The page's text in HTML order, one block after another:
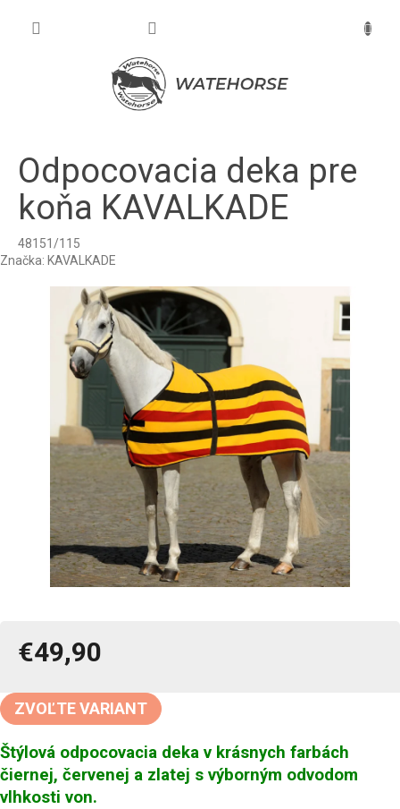
Odpocovacia deka pre
koňa KAVALKADE
48151/115
Značka: KAVALKADE
€49,90
cena:
ZVOĽTE VARIANT
Štýlová odpocovacia deka v krásnych farbách
čiernej, červenej a zlatej s výborným odvodom
vlhkosti von.